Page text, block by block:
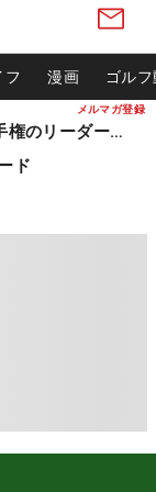
メルマガ登録
フ 漫画 ゴル
松山英樹ら出場 ウィンダム選手権のリーダーボード
ド